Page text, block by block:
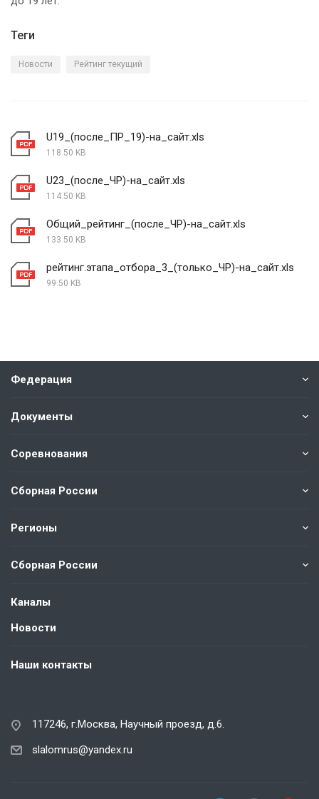
Теги
Новости Рейтинг текущий
U19_(после_ПР_19)-на_сайт.xls
118.50 KB
U23_(после_ЧР)-на_сайт.xls
114.50 KB
Общий_рейтинг_(после_ЧР)-на_сайт.xls
133.50 KB
рейтинг.этапа_отбора_3_(только_ЧР)-на_сайт.xls
99.50 KB
Федерация
Документы
Соревнования
Сборная России
Регионы
Сборная России
Каналы
Новости
Наши контакты
117246, г.Москва, Научный проезд, д.6.
slalomrus@yandex.ru